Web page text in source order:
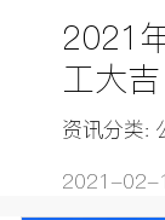
2021
工大吉
资讯分类:
2021-02-